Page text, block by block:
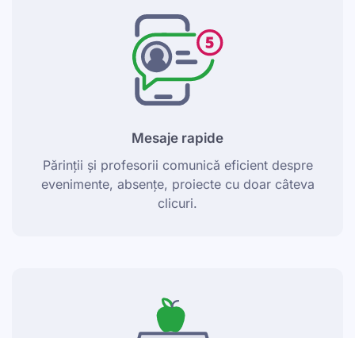
Mesaje rapide
Părinții și profesorii comunică eficient despre
evenimente, absențe, proiecte cu doar câteva
clicuri.